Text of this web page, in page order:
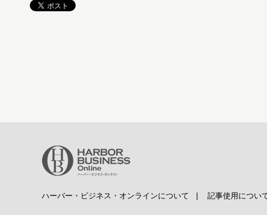
ハーバー・ビジネス・オンラインについて 記事使用につい